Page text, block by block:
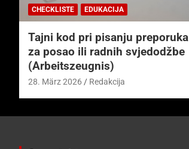
CHECKLISTE EDUKACIJA
Tajni kod pri pisanju preporuka
za posao ili radnih svjedodžbe
(Arbeitszeugnis)
28. März 2026 Redakcija